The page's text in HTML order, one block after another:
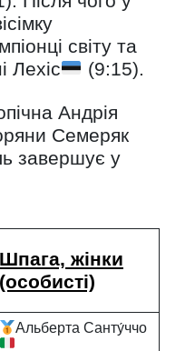
світу та
Лехіс
(9:15).
Андрія
Семеряк
завершує у
Шпага, жінки
(особисті)
Альберта Санту́ччо